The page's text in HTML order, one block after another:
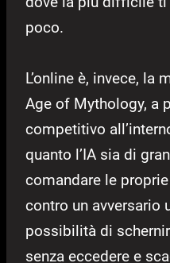
poco.
L’online è, invece, la
Age of Mythology, a
competitivo
quanto l’IA sia di
comandare le
contro un avversario
possibilità di
senza eccedere e